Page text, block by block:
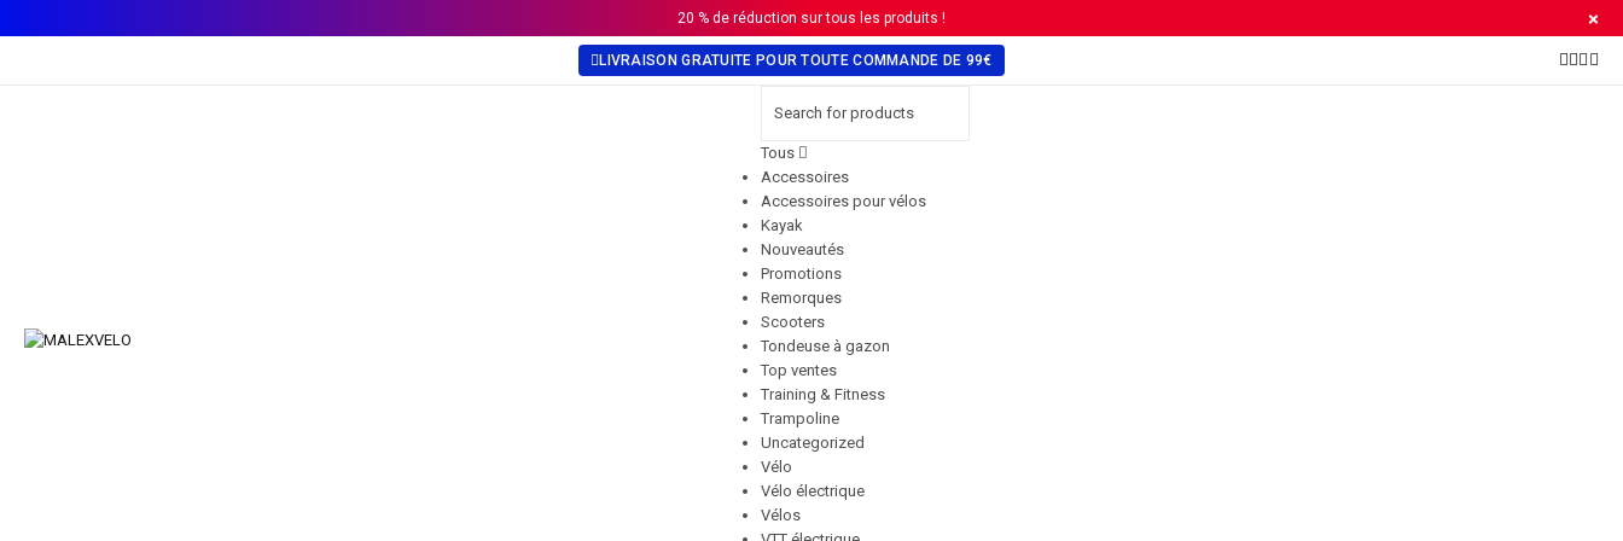
20 % de réduction sur tous les produits !
LIVRAISON GRATUITE POUR TOUTE COMMANDE DE 99€
Tous
Accessoires
Accessoires pour vélos
Kayak
Nouveautés
Promotions
Remorques
Scooters
Tondeuse à gazon
Top ventes
Training & Fitness
Trampoline
Uncategorized
Vélo
Vélo électrique
Vélos